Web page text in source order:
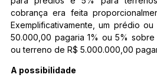
cobrança era feita
Exemplificativamente, um prédio
50.000,00 pagaria 1% ou 5%
ou terreno de R$ 5.000.000,00
A possibilidade